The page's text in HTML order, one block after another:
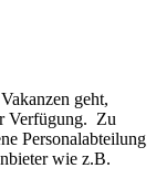
geht,
Verfügung. Zu
Personalabteilung
wie z.B.